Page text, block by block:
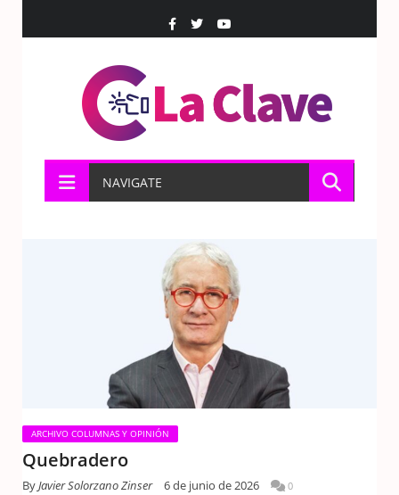
NAVIGATE
ARCHIVO COLUMNAS Y OPINIÓN
Quebradero
ByJavier Solorzano Zinser 6 de junio de 2026 0